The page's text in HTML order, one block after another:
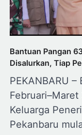
Bantuan Pangan
Disalurkan, Tiap
PEKANBARU
Keluarga
Pekanbaru